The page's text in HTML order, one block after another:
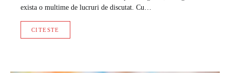
exista o multime de lucruri de discutat. Cu…
CITESTE